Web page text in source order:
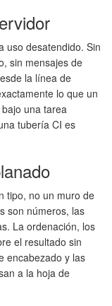
uso desatendido. Sin
sin mensajes de
la línea de
lo que un
una tarea
tubería CI es
tipo, no un muro de
son números, las
La ordenación, los
el resultado sin
encabezado y las
a la hoja de